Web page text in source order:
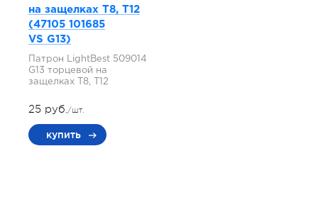
на защелках T8, T12
(47105 101685
VS G13)
Патрон LightBest 509014
G13 торцевой на
защелках T8, T12
25 руб./шт.
купить